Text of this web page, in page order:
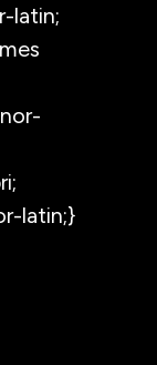
latin;
latin;}